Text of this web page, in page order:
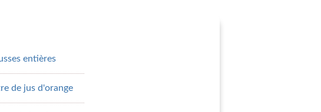
entières
de jus d'orange